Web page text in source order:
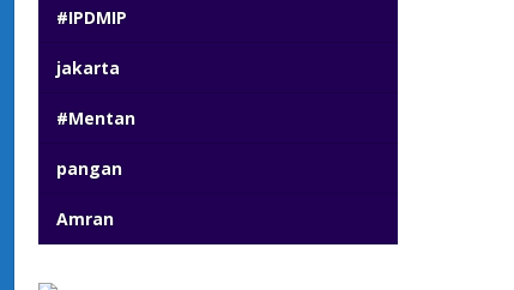
#IPDMIP
jakarta
#Mentan
pangan
Amran